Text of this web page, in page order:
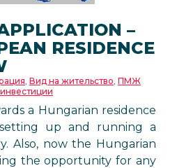
–
RESIDENCE
, Вид на жительство, ПМЖ
a Hungarian residence
up and running a
Also, now the Hungarian
the opportunity for any